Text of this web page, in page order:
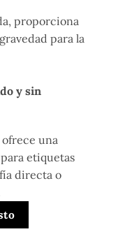
proporciona
para la
y sin
una
etiquetas
directa o